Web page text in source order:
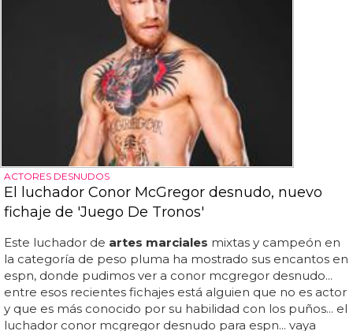
ACTORES DESNUDOS
El luchador Conor McGregor desnudo, nuevo
fichaje de 'Juego De Tronos'
Este luchador de artes marciales mixtas y campeón en
la categoría de peso pluma ha mostrado sus encantos en
espn, donde pudimos ver a conor mcgregor desnudo...
entre esos recientes fichajes está alguien que no es actor
y que es más conocido por su habilidad con los puños... el
luchador conor mcgregor desnudo para espn... vaya